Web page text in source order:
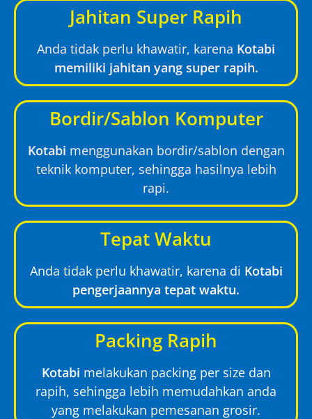
Jahitan Super Rapih
Anda tidak perlu khawatir, karena Kotabi
memiliki jahitan yang super rapih.
Bordir/Sablon Komputer
Kotabi menggunakan bordir/sablon dengan
teknik komputer, sehingga hasilnya lebih
rapi.
Tepat Waktu
Anda tidak perlu khawatir, karena di Kotabi
pengerjaannya tepat waktu.
Packing Rapih
Kotabi melakukan packing per size dan
rapih, sehingga lebih memudahkan anda
yang melakukan pemesanan grosir.